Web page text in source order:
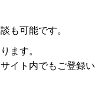
も可能です。
ます。
イト内でもご登録い